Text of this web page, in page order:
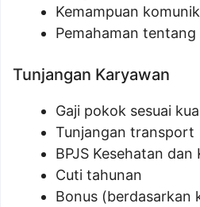
Kemampuan
Pemahaman
Tunjangan Karyawan
Gaji pokok sesuai
Tunjangan transport
BPJS Kesehatan
Cuti tahunan
Bonus (berdasarkan